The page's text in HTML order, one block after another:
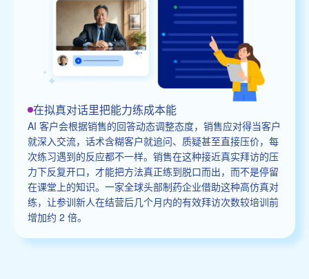
在拟真对话里把能力练成本能
AI 客户会根据销售的回答动态调整态度，销售应对得当客户
就深入交流，话术含糊客户就追问、质疑甚至直接压价，每
次练习遇到的反应都不一样。销售在这种接近真实拜访的压
力下反复开口，才能把方法真正练到脱口而出，而不是停留
在课堂上的知识。一家全球头部制药企业借助这种高仿真对
练，让参训新人在结营后几个月内的有效拜访次数较培训前
增加约 2 倍。